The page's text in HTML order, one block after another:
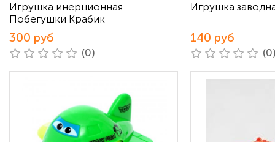
Игрушка инерционная
Побегушки Крабик
300 руб
(0)
Игрушка
140 руб